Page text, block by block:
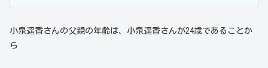
小泉遥香さんの父親の年齢は、小泉遥香さんが24歳であることか
ら